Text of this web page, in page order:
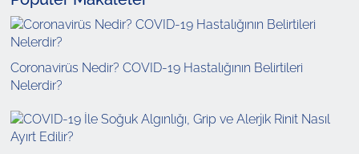
Coronavirüs Nedir? COVID-19 Hastalığının Belirtileri
Nelerdir?